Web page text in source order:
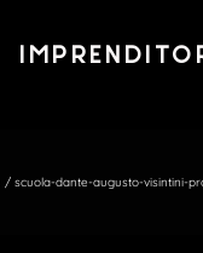
scuola-dante-augusto-visintini-